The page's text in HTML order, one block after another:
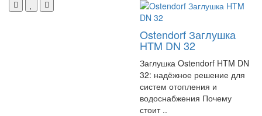
идеальным выбором как для частного использования, так и для
• Обеспечить доступ для обслуживания
• Обеспечить подключение к электросети
• Предусмотреть дренаж для аварийного сброса
• Соблюдать минимальные зазоры для охлаждения
Ostendorf Заглушка
HTM DN 32
Заглушка Ostendorf HTM DN
32: надёжное решение для
систем отопления и
водоснабжения Почему
стоит ..